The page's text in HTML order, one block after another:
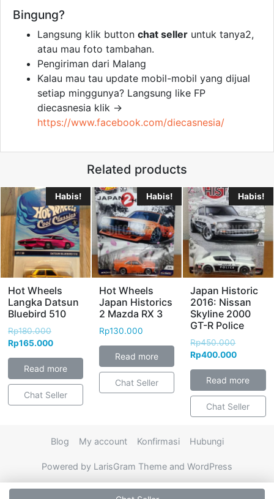
i
n
d
o
w
w
i
d
o
w
)
d
o
w
)
Bingung?
Langsung klik button chat seller untuk tanya2,
atau mau foto tambahan.
Pengiriman dari Malang
Kalau mau tau update mobil-mobil yang dijual
setiap minggunya? Langsung like FP
diecasnesia klik →
https://www.facebook.com/diecasnesia/
Related products
Habis!
Hot Wheels
Langka Datsun
Bluebird 510
Rp180.000
Rp165.000
Read more
Chat Seller
Habis!
Hot Wheels
Japan Historics
2 Mazda RX 3
Rp130.000
Read more
Chat Seller
Habis!
Japan Historic
2016: Nissan
Skyline 2000
GT-R Police
Rp450.000
Rp400.000
Read more
Chat Seller
Blog My account Konfirmasi Hubungi
Powered by LarisGram Theme and WordPress